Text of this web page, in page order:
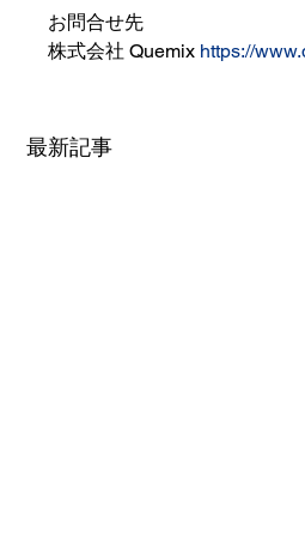
お問合せ先
株式会社 Quemix https://
最新記事